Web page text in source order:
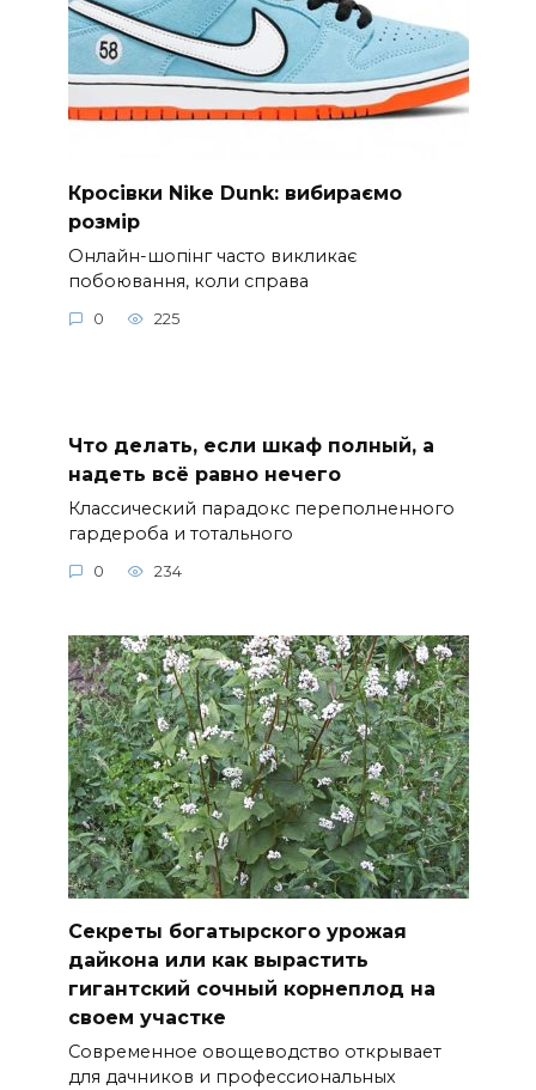
Кросівки Nike Dunk: вибираємо
розмір
Онлайн-шопінг часто викликає
побоювання, коли справа
0 225
Что делать, если шкаф полный, а
надеть всё равно нечего
Классический парадокс переполненного
гардероба и тотального
0 234
Секреты богатырского урожая
дайкона или как вырастить
гигантский сочный корнеплод на
своем участке
Современное овощеводство открывает
для дачников и профессиональных